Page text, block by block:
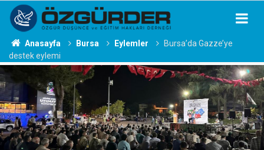
Anasayfa Bursa Eylemler
Bursa’da Gazze’ye
destek eylemi